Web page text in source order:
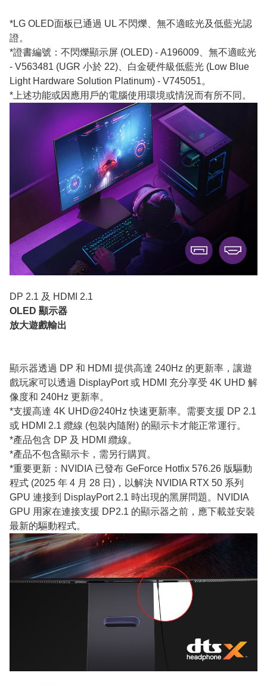
*LG OLED面板已通過 UL 不閃爍、無不適眩光及低藍光認
證。
*證書編號：不閃爍顯示屏 (OLED) - A196009、無不適眩光
- V563481 (UGR 小於 22)、白金硬件級低藍光 (Low Blue
Light Hardware Solution Platinum) - V745051。
*上述功能或因應用戶的電腦使用環境或情況而有所不同。
DP 2.1 及 HDMI 2.1
OLED 顯示器
放大遊戲輸出
顯示器透過 DP 和 HDMI 提供高達 240Hz 的更新率，讓遊
戲玩家可以透過 DisplayPort 或 HDMI 充分享受 4K UHD 解
像度和 240Hz 更新率。
*支援高達 4K UHD@240Hz 快速更新率。需要支援 DP 2.1
或 HDMI 2.1 纜線 (包裝內隨附) 的顯示卡才能正常運行。
*產品包含 DP 及 HDMI 纜線。
*產品不包含顯示卡，需另行購買。
*重要更新：NVIDIA 已發布 GeForce Hotfix 576.26 版驅動
程式 (2025 年 4 月 28 日)，以解決 NVIDIA RTX 50 系列
GPU 連接到 DisplayPort 2.1 時出現的黑屏問題。NVIDIA
GPU 用家在連接支援 DP2.1 的顯示器之前，應下載並安裝
最新的驅動程式。